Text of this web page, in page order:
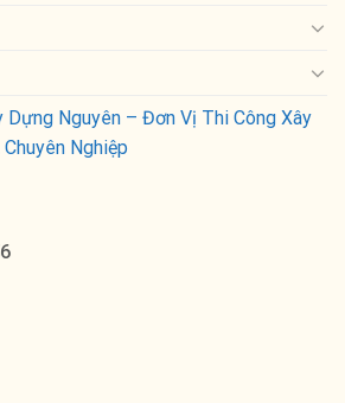
Dựng Nguyên – Đơn Vị Thi Công Xây
Nghiệp